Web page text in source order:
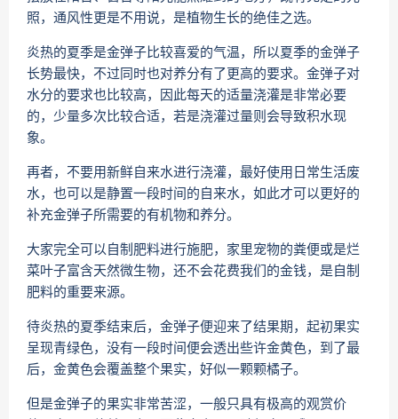
照，通风性更是不用说，是植物生长的绝佳之选。
炎热的夏季是金弹子比较喜爱的气温，所以夏季的金弹子
长势最快，不过同时也对养分有了更高的要求。金弹子对
水分的要求也比较高，因此每天的适量浇灌是非常必要
的，少量多次比较合适，若是浇灌过量则会导致积水现
象。
再者，不要用新鲜自来水进行浇灌，最好使用日常生活废
水，也可以是静置一段时间的自来水，如此才可以更好的
补充金弹子所需要的有机物和养分。
大家完全可以自制肥料进行施肥，家里宠物的粪便或是烂
菜叶子富含天然微生物，还不会花费我们的金钱，是自制
肥料的重要来源。
待炎热的夏季结束后，金弹子便迎来了结果期，起初果实
呈现青绿色，没有一段时间便会透出些许金黄色，到了最
后，金黄色会覆盖整个果实，好似一颗颗橘子。
但是金弹子的果实非常苦涩，一般只具有极高的观赏价